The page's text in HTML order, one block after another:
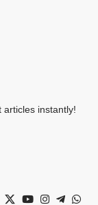
articles instantly!